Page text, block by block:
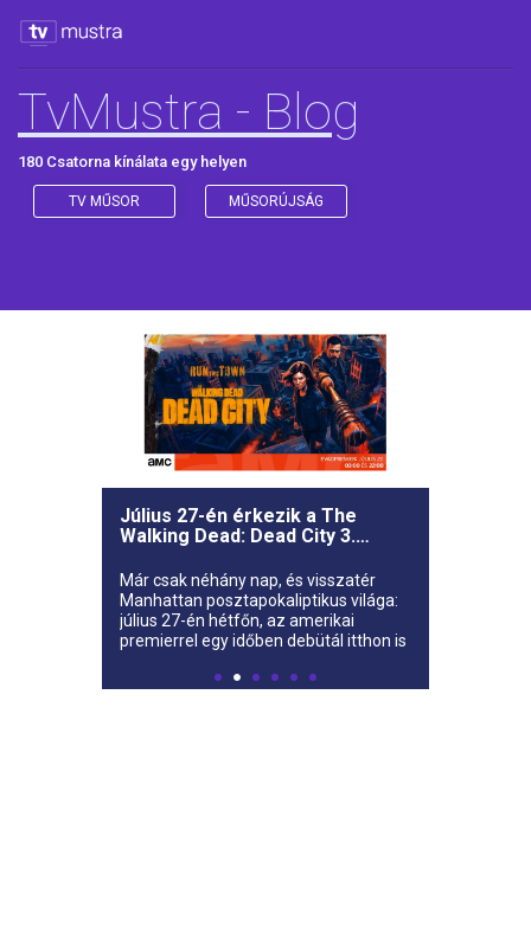
TvMustra - Blog
180 Csatorna kínálata egy helyen
TV MŰSOR MŰSORÚJSÁG
Július 27-én érkezik a The
Walking Dead: Dead City 3.
Már csak néhány nap, és visszatér
Manhattan posztapokaliptikus világa:
július 27-én hétfőn, az amerikai
premierrel egy időben debütál itthon is
City harmadik évada.